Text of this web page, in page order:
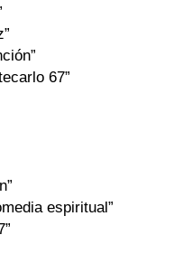
67”
espiritual”